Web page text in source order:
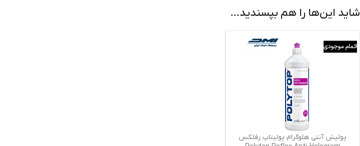
شاید این‌ها را هم بپسندید…
اتمام موجودی
اطلاعات بیشتر
پولیش آنتی هلوگرام پولیتاپ رفلکس